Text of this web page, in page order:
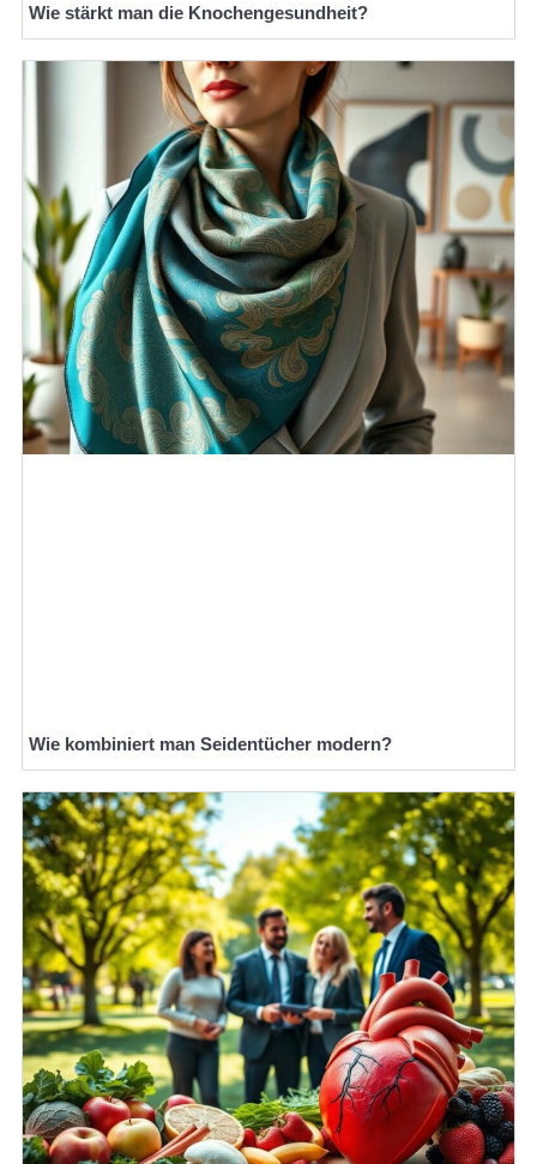
Wie stärkt man die Knochengesundheit?
Wie kombiniert man Seidentücher modern?